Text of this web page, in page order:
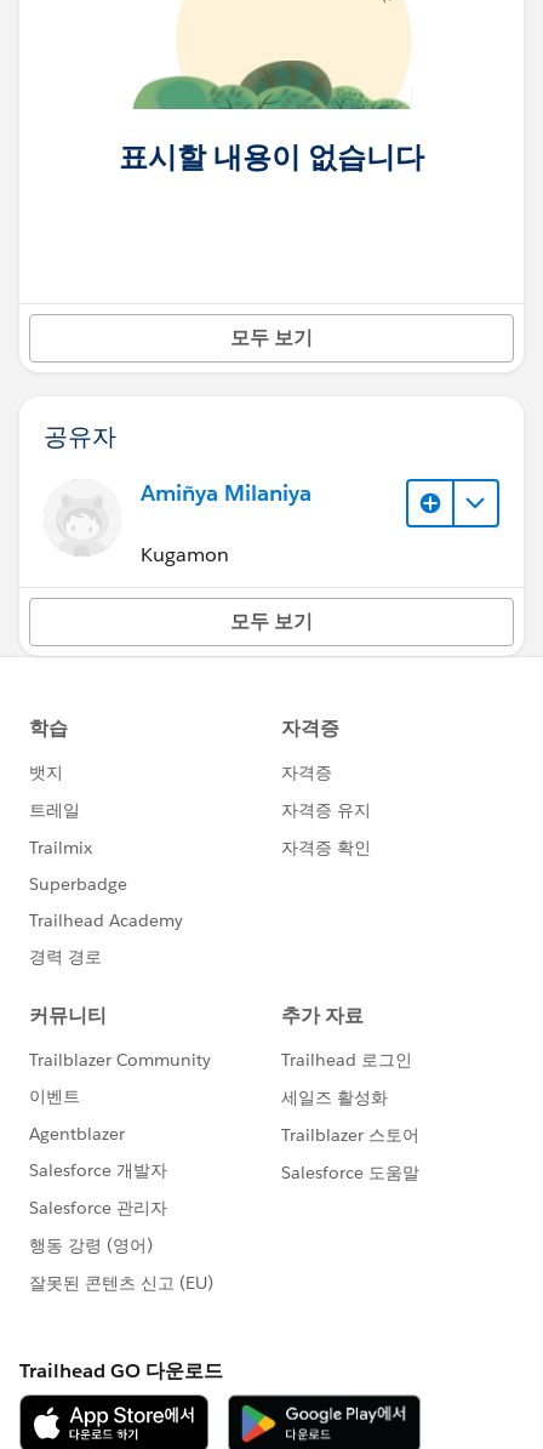
표시할 내용이 없습니다
모두 보기
공유자
Amiñya Milaniya
Kugamon
모두 보기